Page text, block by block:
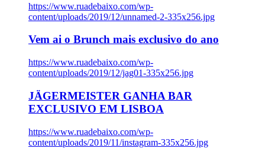
https://www.ruadebaixo.com/wp-
content/uploads/2019/12/unnamed-2-335x256.jpg
Vem ai o Brunch mais exclusivo do ano
https://www.ruadebaixo.com/wp-
content/uploads/2019/12/jag01-335x256.jpg
JÄGERMEISTER GANHA BAR
EXCLUSIVO EM LISBOA
https://www.ruadebaixo.com/wp-
content/uploads/2019/11/instagram-335x256.jpg